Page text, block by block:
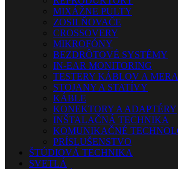
MIXÁŽNE PULTY
ZOSILŇOVAČE
CROSSOVERY
MIKROFÓNY
BEZDRÔTOVÉ SYSTÉMY
IN-EAR MONITORING
TESTERY KÁBLOV A
STOJANY A STATÍVY
KÁBLE
KONEKTORY A ADAPTÉRY
INŠTALAČNÁ TECHNIKA
KOMUNIKAČNÉ
PRÍSLUŠENSTVO
ŠTÚDIOVÁ TECHNIKA
SVETLÁ